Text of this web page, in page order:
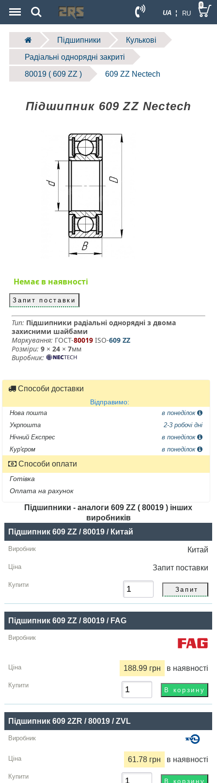
UA ¦ RU
Search 0
Підшипники Кулькові
Радіальні однорядні закриті
80019 ( 609 ZZ ) 609 ZZ Nectech
Підшипник 609 ZZ Nectech
Немає в наявності
Запит поставки
Тип: Підшипники радіальні однорядні з двома
захисними шайбами
Маркування: ГОСТ-80019 ­ ISO-609 ZZ
Розміри: 9 ×24 ×7мм
Виробник:
Способи доставки
Відправимо:
Нова пошта
в понеділок
Укрпошта
2-3 робочі дні
Нічний Експрес
в понеділок
Кур'єром
в понеділок
Способи оплати
Готівка
Оплата на рахунок
Підшипники - аналоги 609 ZZ ( 80019 ) інших
виробників
Назва
Виробник
Радіальний
грн
Купити
Підшипник 609 ZZ / 80019 / Китай
Китай
Запит поставки
Підшипник 609 ZZ / 80019 / FAG
188.99 грн в наявності
Підшипник 609 2ZR / 80019 / ZVL
61.78 грн в наявності